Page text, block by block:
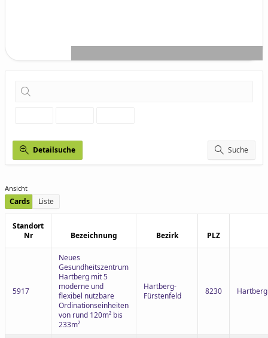
Detailsuche Suche
Ansicht
Cards Liste
Standort
Nr
Bezeichnung Bezirk PLZ
5917
Neues
Gesundheitszentrum
Hartberg mit 5
moderne und
flexibel nutzbare
Ordinationseinheiten
von rund 120m² bis
233m²
Hartberg-
Fürstenfeld
8230 Hartberg